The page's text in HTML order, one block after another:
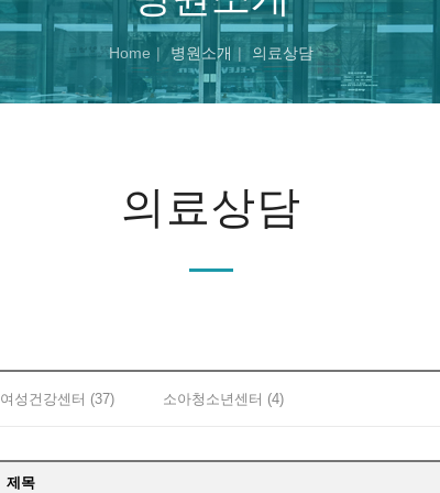
Home 병원소개 의료상담
의료상담
여성건강센터 (37) 소아청소년센터 (4)
제목